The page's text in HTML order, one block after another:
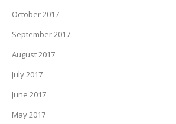
October 2017
September 2017
August 2017
July 2017
June 2017
May 2017